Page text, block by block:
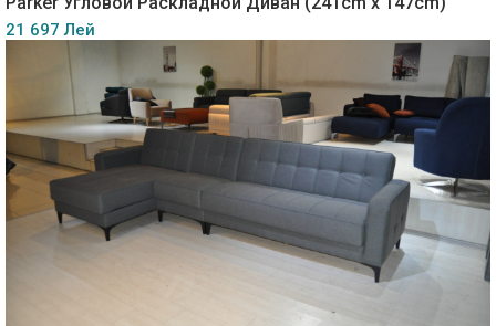
21 697 Лей